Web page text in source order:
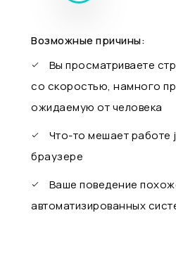
Возможные причины:
Вы просматриваете
со скоростью, намного
ожидаемую от человека
Что-то мешает работе
браузере
Ваше поведение
автоматизированных